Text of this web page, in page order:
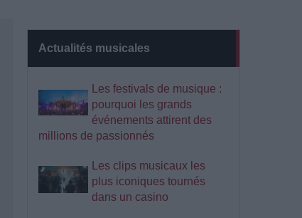
Actualités musicales
Les festivals de musique :
pourquoi les grands
événements attirent des
millions de passionnés
Les clips musicaux les
plus iconiques tournés
dans un casino